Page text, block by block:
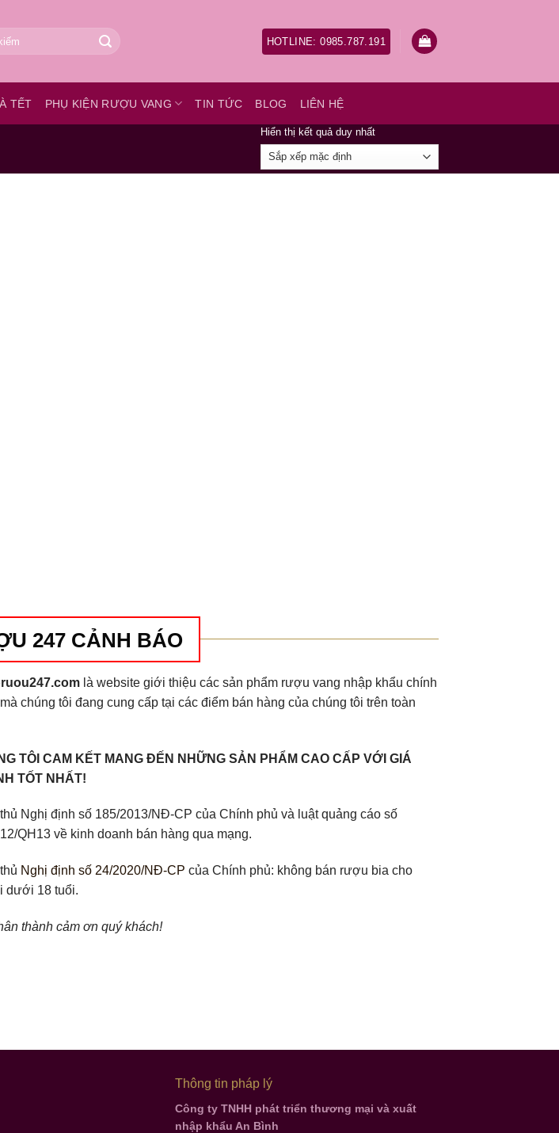
HOTLINE: 0985.787.191
TẾT PHỤ KIỆN RƯỢU VANG TIN TỨC BLOG LIÊN HỆ
Hiển thị kết quả duy nhất
247 CẢNH BÁO
là website giới thiệu các sản phẩm rượu vang nhập khẩu chính
chúng tôi đang cung cấp tại các điểm bán hàng của chúng tôi trên toàn
TÔI CAM KẾT MANG ĐẾN NHỮNG SẢN PHẨM CAO CẤP VỚI GIÁ
TỐT NHẤT!
Nghị định số 185/2013/NĐ-CP của Chính phủ và luật quảng cáo số
QH13 về kinh doanh bán hàng qua mạng.
Nghị định số 24/2020/NĐ-CP của Chính phủ: không bán rượu bia cho
dưới 18 tuổi.
thành cảm ơn quý khách!
Thông tin pháp lý
Công ty TNHH phát triển thương mại và xuất
nhập khẩu An Bình